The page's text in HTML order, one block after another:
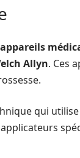
appareils
Allyn. Ces
qui